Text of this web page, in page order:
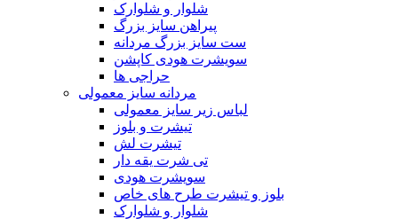
شلوار و شلوارک
پیراهن سایز بزرگ
ست سایز بزرگ مردانه
سویشرت هودی کاپشن
حراجی ها
مردانه سایز معمولی
لباس زیر سایز معمولی
تیشرت و بلوز
تیشرت لش
تی شرت یقه دار
سویشرت هودی
بلوز و تیشرت طرح های خاص
شلوار و شلوارک